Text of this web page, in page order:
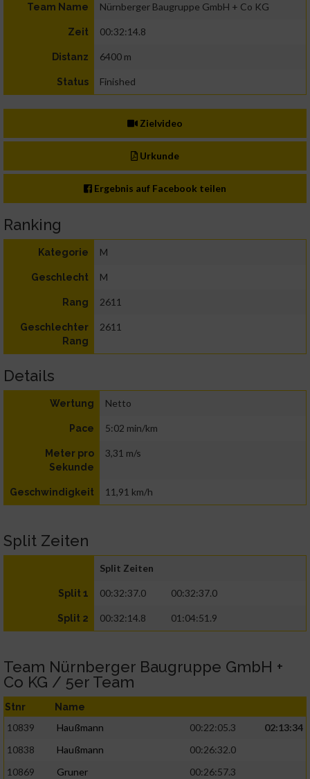
Team Name Nürnberger Baugruppe GmbH + Co KG
Zeit 00:32:14.8
Distanz 6400 m
Status Finished
Zielvideo
Urkunde
Ergebnis auf Facebook teilen
Ranking
Kategorie M
Geschlecht M
Rang 2611
Geschlechter
Rang
2611
Details
Wertung Netto
Pace 5:02 min/km
Meter pro
Sekunde
3,31 m/s
Geschwindigkeit 11,91 km/h
Split Zeiten
Split Zeiten
Split 1 00:32:37.0 00:32:37.0
Split 2 00:32:14.8 01:04:51.9
Team Nürnberger Baugruppe GmbH +
Co KG / 5er Team
Stnr Name
10839 Haußmann 00:22:05.3
02:13:34
10838
Haußmann
00:26:32.0
10869
Gruner
00:26:57.3